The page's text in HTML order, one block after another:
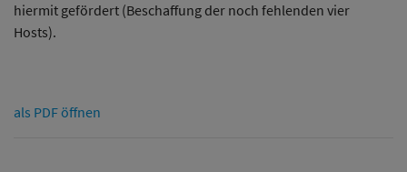
hiermit gefördert (Beschaffung der noch fehlenden vier
Hosts).
als PDF öffnen